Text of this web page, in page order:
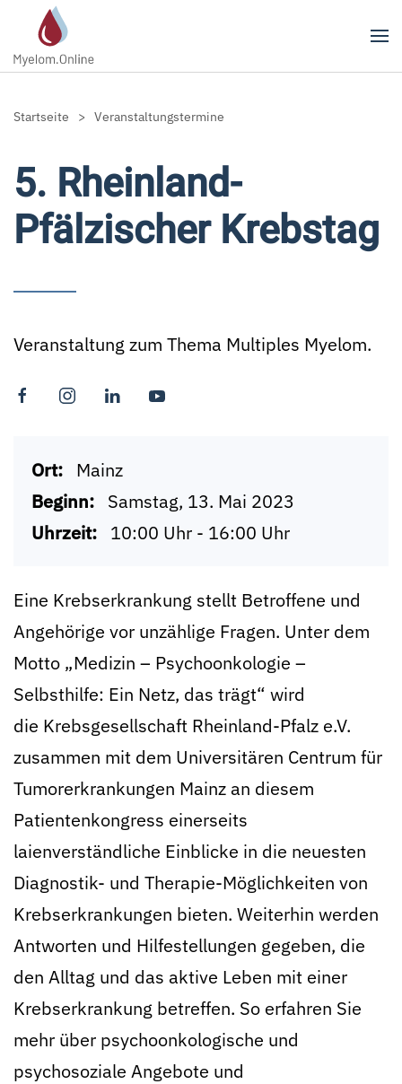
Zum Hauptinhalt springen
Startseite Veranstaltungstermine
5. Rheinland-
Pfälzischer Krebstag
Veranstaltung zum Thema Multiples Myelom.
Ort: Mainz
Beginn: Samstag, 13. Mai 2023
Uhrzeit: 10:00 Uhr - 16:00 Uhr
Eine Krebserkrankung stellt Betroffene und
Angehörige vor unzählige Fragen. Unter dem
Motto „Medizin – Psychoonkologie –
Selbsthilfe: Ein Netz, das trägt“ wird
die Krebsgesellschaft Rheinland-Pfalz e.V.
zusammen mit dem Universitären Centrum für
Tumorerkrankungen Mainz an diesem
Patientenkongress einerseits
laienverständliche Einblicke in die neuesten
Diagnostik- und Therapie-Möglichkeiten von
Krebserkrankungen bieten. Weiterhin werden
Antworten und Hilfestellungen gegeben, die
den Alltag und das aktive Leben mit einer
Krebserkrankung betreffen. So erfahren Sie
mehr über psychoonkologische und
psychosoziale Angebote und